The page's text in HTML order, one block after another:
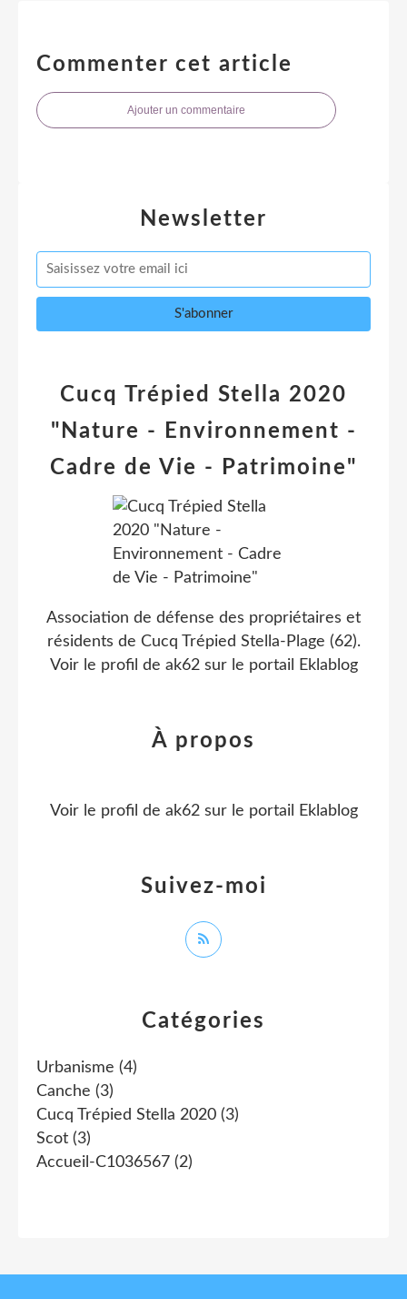
Commenter cet article
Ajouter un commentaire
Newsletter
Catégories
Urbanisme (4)
Canche (3)
Cucq Trépied Stella 2020 (3)
Scot (3)
Accueil-C1036567 (2)
Cucq Trépied Stella 2020
"Nature - Environnement -
Cadre de Vie - Patrimoine"
Association de défense des propriétaires et
résidents de Cucq Trépied Stella-Plage (62).
Voir le profil de ak62sur le portail Eklablog
Suivez-moi
À propos
Voir le profil de ak62sur le portail Eklablog